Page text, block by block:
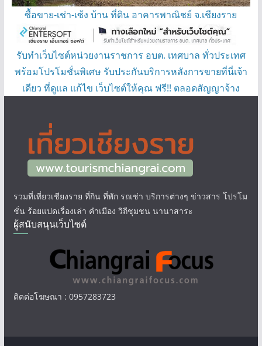
ซื้อขาย-เช่า-เซ้ง บ้าน ที่ดิน อาคารพาณิชย์ จ.เชียงราย
รับทำเว็บไซต์หน่วยงานราชการ อบต. เทศบาล ทั่วประเทศ
พร้อมโปรโมชั่นพิเศษ รับประกันบริการหลังการขายที่นี่เจ้า
เดียว ที่ดูแล แก้ไข เว็บไซต์ให้คุณ ฟรี!! ตลอดสัญญาจ้าง
รวมที่เที่ยวเชียงราย ที่กิน ที่พัก รถเช่า บริการต่างๆ ข่าวสาร โปรโม
ชั่น ร้อยแปดเรื่องเล่า คำเมือง วิถีชุมชน นานาสาระ
ผู้สนับสนุนเว็บไซต์
ติดต่อโฆษณา : 0957283723